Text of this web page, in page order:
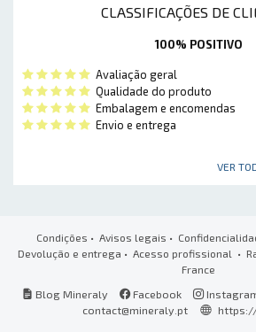
CLASSIFICAÇÕES DE
100% POSITIVO
Avaliação geral
Qualidade do produto
Embalagem e encomendas
Envio e entrega
VER
Condições • Avisos legais •
Devolução e entrega • Acesso profissional •
France
Blog Mineraly
Facebook
contact@mineraly.pt